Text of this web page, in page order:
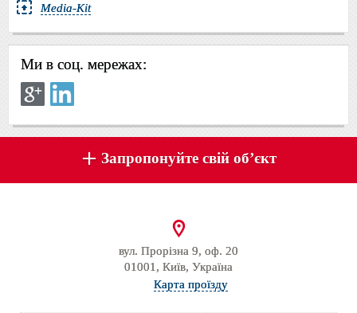
Media-Kit
Ми в соц. мережах:
Запропонуйте свій об’єкт
вул. Прорізна 9, оф. 20
01001, Київ, Україна
Карта проїзду